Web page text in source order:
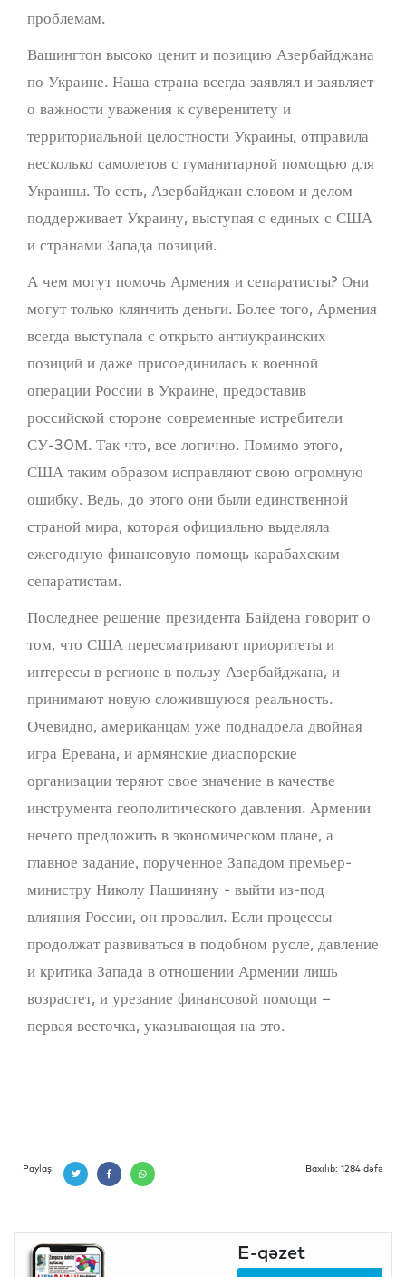
проблемам.
Вашингтон высоко ценит и позицию Азербайджана
по Украине. Наша страна всегда заявлял и заявляет
о важности уважения к суверенитету и
территориальной целостности Украины, отправила
несколько самолетов с гуманитарной помощью для
Украины. То есть, Азербайджан словом и делом
поддерживает Украину, выступая с единых с США
и странами Запада позиций.
А чем могут помочь Армения и сепаратисты? Они
могут только клянчить деньги. Более того, Армения
всегда выступала с открыто антиукраинских
позиций и даже присоединилась к военной
операции России в Украине, предоставив
российской стороне современные истребители
СУ-30М. Так что, все логично. Помимо этого,
США таким образом исправляют свою огромную
ошибку. Ведь, до этого они были единственной
страной мира, которая официально выделяла
ежегодную финансовую помощь карабахским
сепаратистам.
Последнее решение президента Байдена говорит о
том, что США пересматривают приоритеты и
интересы в регионе в пользу Азербайджана, и
принимают новую сложившуюся реальность.
Очевидно, американцам уже поднадоела двойная
игра Еревана, и армянские диаспорские
организации теряют свое значение в качестве
инструмента геополитического давления. Армении
нечего предложить в экономическом плане, а
главное задание, порученное Западом премьер-
министру Николу Пашиняну - выйти из-под
влияния России, он провалил. Если процессы
продолжат развиваться в подобном русле, давление
и критика Запада в отношении Армении лишь
возрастет, и урезание финансовой помощи –
первая весточка, указывающая на это.
Paylaş: Baxılıb: 1284 dəfə
E-qəzet